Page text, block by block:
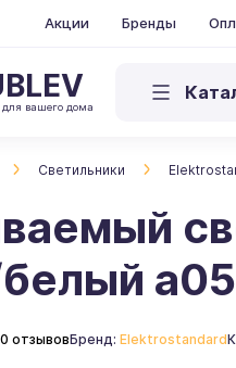
Акции Бренды
вашего дома
Светильники
0 отзывовБренд: Elektrostandard